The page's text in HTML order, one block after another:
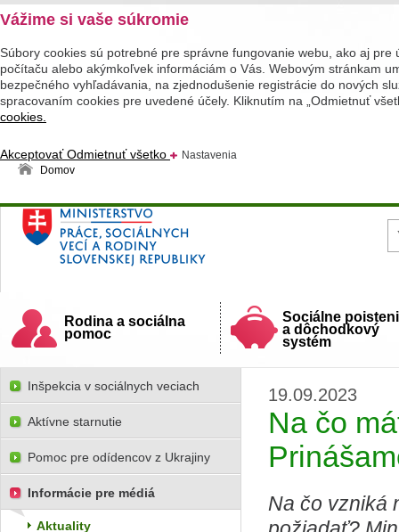
Vážime si vaše súkromie
Súbory cookies sú potrebné pre správne fungovanie webu, ako aj
počítaču alebo akýmkoľvek informáciám o Vás. Webovým stránkam
bezpečného vyhľadávania, na zjednodušenie registrácie do nových
spracovaním cookies pre uvedené účely. Kliknutím na „Odmietnuť
cookies.
AkceptovaťOdmietnuť všetko
Nastavenia
Domov
Ministerstvo práce, sociálnych vecí a rodiny
Slovenskej republiky
Rodina a sociálna
pomoc
Sociálne
a dôchodkový
systém
19.09.2023
Na čo
Na čo vzniká
Inšpekcia v sociálnych veciach
Aktívne starnutie
Pomoc pre odídencov z Ukrajiny
Informácie pre médiá
Aktuality